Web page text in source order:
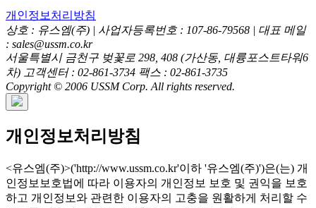
개인정보처리방침
상호 : 유스엠(주) | 사업자등록번호 : 107-86-79568 | 대표 메일
: sales@ussm.co.kr
서울특별시 금천구 벚꽃로 298, 408 (가산동, 대륭포스트타워6
차) 고객센터 : 02-861-3734 팩스 : 02-861-3735
Copyright © 2006 USSM Corp. All rights reserved.
개인정보처리방침
<유스엠(주)>('http://www.ussm.co.kr'이하 '유스엠(주)')은(는) 개
인정보보호법에 따라 이용자의 개인정보 보호 및 권익을 보호
하고 개인정보와 관련한 이용자의 고충을 원활하게 처리할 수